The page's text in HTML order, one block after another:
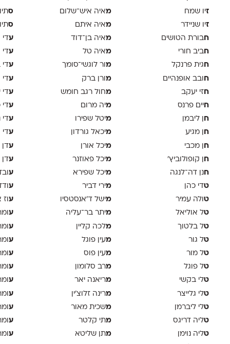
זיו שמח
זיו שניידר
חבורת הטושים
חביב חורי
חגית פרנקל
ח ובב אופנהיים
ח זי יעקב
ח יים פרנס
ח ן ליבמן
ח ן מגיע
ח ן מכבי
ח ן קופולוביץ'
ח נן דה־לנגה
טדי כהן
טולה עמיר
טל אוליאל
טל בלטוך
טל גור
טל מור
טל פוגל
טלי בקשי
טלי גלייצר
טלי ליברמן
טליה דריגס
טליה נוימן
מאיה איש־שלום
מאיה איתם
מאיה בן־דוד
מאיה טל
מ ור לוגשי־סומך
מ ורן ברק
מחול רגב חומש
מיה מרום
מיטל שפירו
מיכאל גורדון
מיכל אורן
מיכל פאוזנר
מיכל שפירא
מירי דביר
מישל ד׳אנסטסיו
מיתר בר־עליה
מלכה קליין
מעין פוגל
מעין פוס
מרב סלומון
מריאנה יאר
מרינה זלוצ׳ין
משכית מאור
מתי קלטר
מתן שליטא
ס
ס
עדי
עדי
עדי
עדי
עדי
עדי
עדי
ע
עדן
עדן
ע
ע
ע
ע
ע
ע
ע
ע
ע
ע
ע
ע
ע